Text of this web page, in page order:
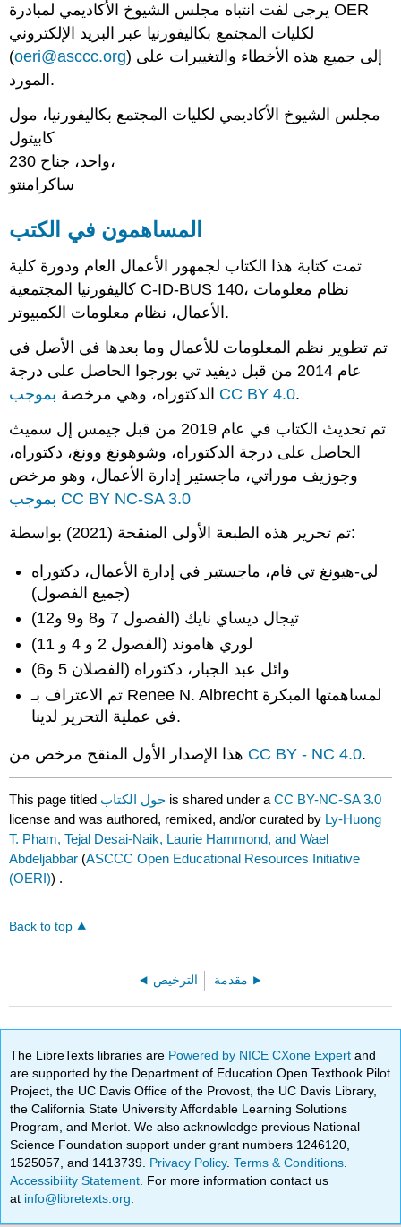
يرجى لفت انتباه مجلس الشيوخ الأكاديمي لمبادرة OER
لكليات المجتمع بكاليفورنيا عبر البريد الإلكتروني
(oeri@asccc.org) إلى جميع هذه الأخطاء والتغييرات على
المورد.
مجلس الشيوخ الأكاديمي لكليات المجتمع بكاليفورنيا، مول
كابيتول
واحد، جناح 230،
ساكرامنتو
المساهمون في الكتب
تمت كتابة هذا الكتاب لجمهور الأعمال العام ودورة كلية
كاليفورنيا المجتمعية C-ID-BUS 140، نظام معلومات
الأعمال، نظام معلومات الكمبيوتر.
تم تطوير نظم المعلومات للأعمال وما بعدها في الأصل في
عام 2014 من قبل ديفيد تي بورجوا الحاصل على درجة
الدكتوراه، وهي مرخصة بموجب CC BY 4.0.
تم تحديث الكتاب في عام 2019 من قبل جيمس إل سميث
الحاصل على درجة الدكتوراه، وشوهونغ وونغ، دكتوراه،
وجوزيف موراتي، ماجستير إدارة الأعمال، وهو مرخص
بموجب CC BY NC-SA 3.0
تم تحرير هذه الطبعة الأولى المنقحة (2021) بواسطة:
لي-هيونغ تي فام، ماجستير في إدارة الأعمال، دكتوراه
(جميع الفصول)
تيجال ديساي نايك (الفصول 7 و8 و9 و12)
لوري هاموند (الفصول 2 و 4 و 11)
وائل عبد الجبار، دكتوراه (الفصلان 5 و6)
تم الاعتراف بـ Renee N. Albrecht لمساهمتها المبكرة
في عملية التحرير لدينا.
CC BY - NC 4.0.
This page titled حول الكتاب is shared under aCC BY-NC-SA 3.0
license and was authored, remixed, and/or curated by Ly-Huong
T. Pham, Tejal Desai-Naik, Laurie Hammond, and Wael
Abdeljabbar (ASCCC Open Educational Resources Initiative
(OERI)) .
Back to top
الترخيص مقدمة
The LibreTexts libraries are Powered by NICE CXone Expertand
are supported by the Department of Education Open Textbook Pilot
Project, the UC Davis Office of the Provost, the UC Davis Library,
the California State University Affordable Learning Solutions
Program, and Merlot. We also acknowledge previous National
Science Foundation support under grant numbers 1246120,
1525057, and 1413739. Privacy Policy.Terms & Conditions
Accessibility Statement . For more information contact us
at info@libretexts.org